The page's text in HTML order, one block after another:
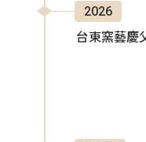
2026
台東窯藝慶